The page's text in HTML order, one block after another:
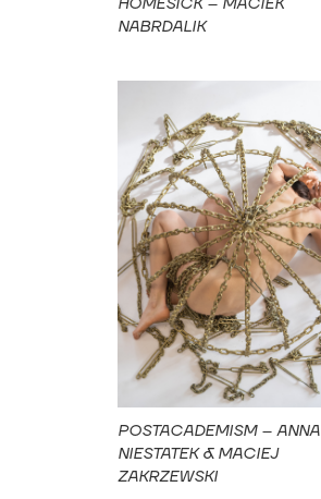
NABRDALIK
POSTACADEMISM – ANNA
NIESTATEK & MACIEJ
ZAKRZEWSKI